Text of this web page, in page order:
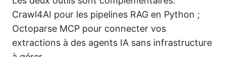
Crawl4AI pour les pipelines RAG en Python ;
Octoparse MCP pour connecter vos
extractions à des agents IA sans infrastructure